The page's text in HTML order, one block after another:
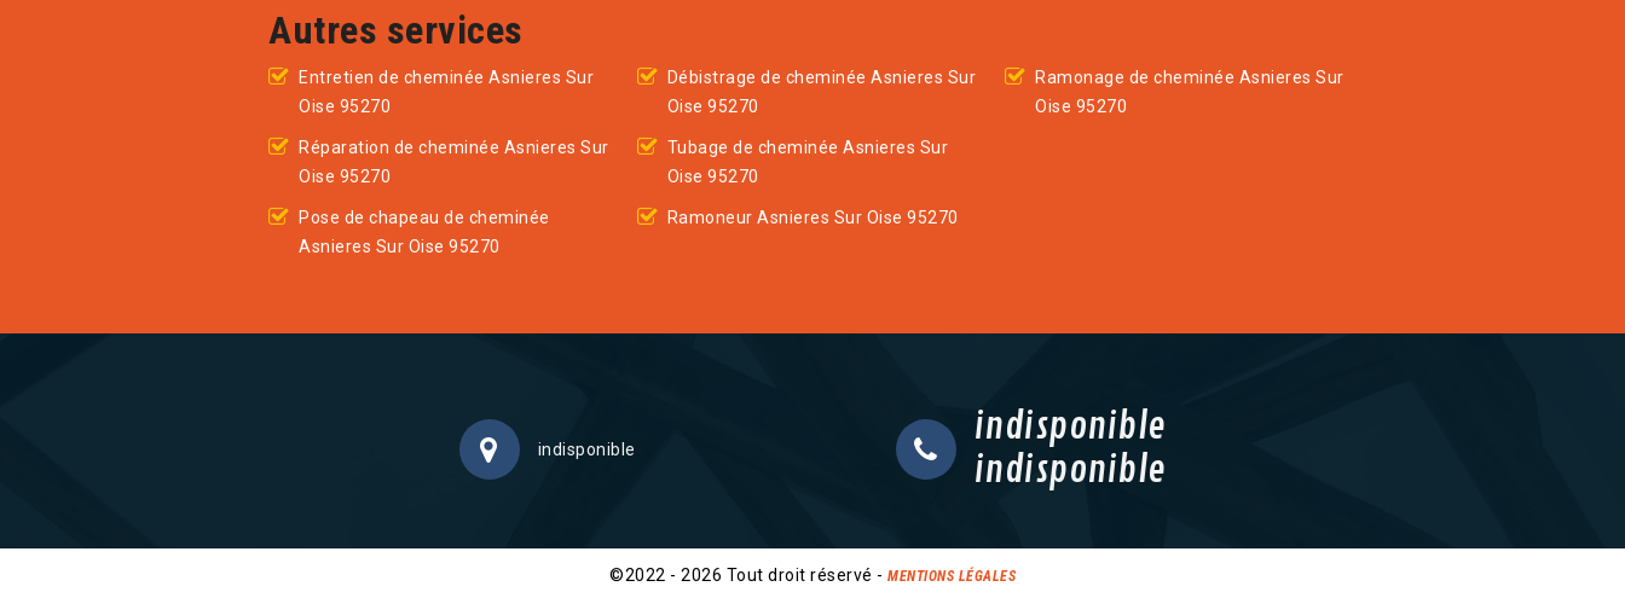
Autres services
Entretien de cheminée Asnieres Sur
Oise 95270
Réparation de cheminée Asnieres Sur
Oise 95270
Pose de chapeau de cheminée
Asnieres Sur Oise 95270
Débistrage de cheminée Asnieres Sur
Oise 95270
Tubage de cheminée Asnieres Sur
Oise 95270
Ramoneur Asnieres Sur Oise 95270
Ramonage de cheminée Asnieres Sur
Oise 95270
indisponible
indisponible
indisponible
©2022 - 2026 Tout droit réservé - MENTIONS LÉGALES